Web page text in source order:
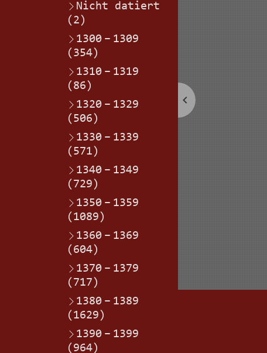
Nicht datiert
(2)
1300 – 1309
(354)
1310 – 1319
(86)
1320 – 1329
(506)
1330 – 1339
(571)
1340 – 1349
(729)
1350 – 1359
(1089)
1360 – 1369
(604)
1370 – 1379
(717)
1380 – 1389
(1629)
1390 – 1399
(964)